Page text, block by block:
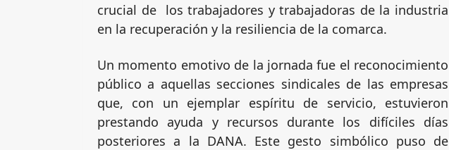
crucial de los trabajadores y trabajadoras de la industria
en la recuperación y la resiliencia de la comarca.
Un momento emotivo de la jornada fue el reconocimiento
público a aquellas secciones sindicales de las empresas
que, con un ejemplar espíritu de servicio, estuvieron
prestando ayuda y recursos durante los difíciles días
posteriores a la DANA. Este gesto simbólico puso de